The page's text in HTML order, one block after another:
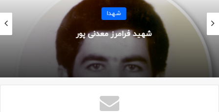
ولادت: ۱ تیر ۱۳۴۵
محل تولد: تهران
سن: ۲۲ سال
شهادت: ۴ مرداد ۱۳۶۷
شهدا
شهید پرویز چنکشی